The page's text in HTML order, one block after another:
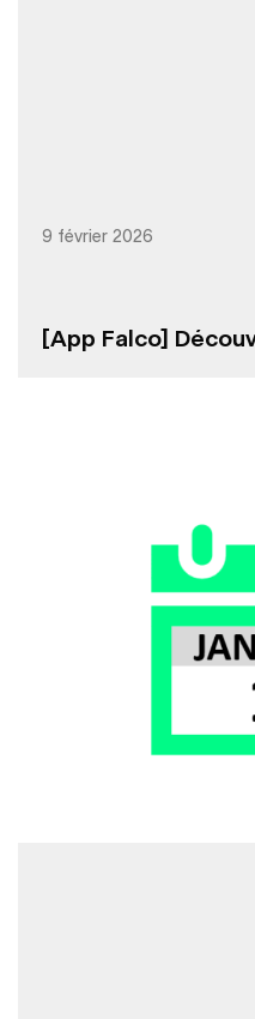
[App Falco]
9 février 2026